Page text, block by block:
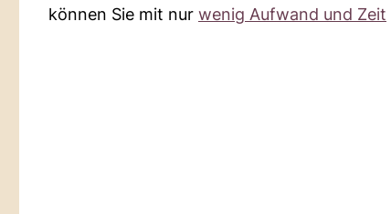
können Sie mit nur wenig Aufwand und Zeit